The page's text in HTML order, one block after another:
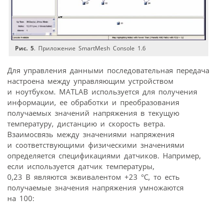
Рис. 5. Приложение SmartMesh Console 1.6
Для управления данными последовательная передача
настроена между управляющим устройством
и ноутбуком. MATLAB используется для получения
информации, ее обработки и преобразования
получаемых значений напряжения в текущую
температуру, дистанцию и скорость ветра.
Взаимосвязь между значениями напряжения
и соответствующими физическими значениями
определяется спецификациями датчиков. Например,
если используется датчик температуры,
0,23 В являются эквивалентом +23 °C, то есть
получаемые значения напряжения умножаются
на 100: